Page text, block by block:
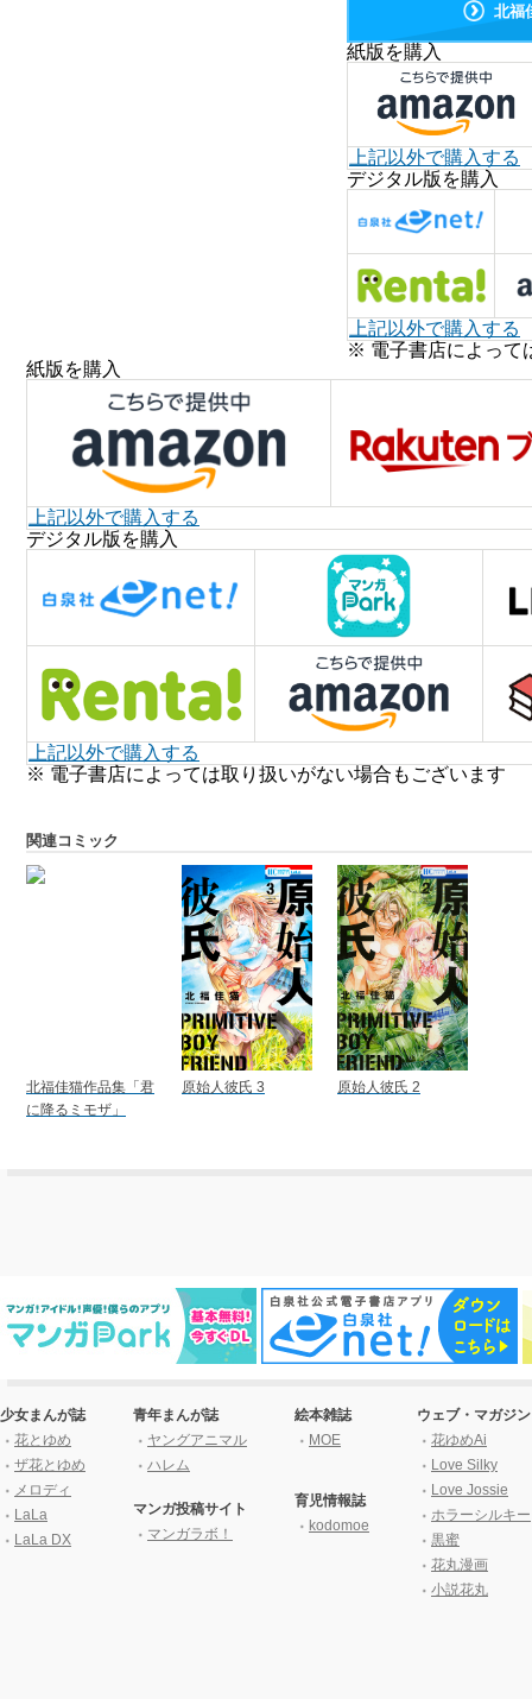
北福
紙版を購入
上記以外で購入する
デジタル版を購入
上記以外で購入する
※ 電子書店によって
紙版を購入
上記以外で購入する
デジタル版を購入
上記以外で購入する
※ 電子書店によっては取り扱いがない場合もございます
関連コミック
北福佳猫作品集「君
に降るミモザ」
原始人彼氏 3 原始人彼氏 2
少女まんが誌
花とゆめ
ザ花とゆめ
メロディ
LaLa
LaLa DX
青年まんが誌
ヤングアニマル
ハレム
マンガ投稿サイト
マンガラボ！
絵本雑誌
MOE
育児情報誌
kodomoe
ウェブ・マガジン
花ゆめAi
Love Silky
Love Jossie
ホラーシルキー
黒蜜
花丸漫画
小説花丸